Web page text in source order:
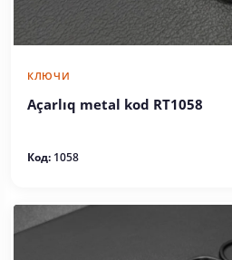
КЛЮЧИ
Açarlıq metal kod RT1058
Код: 1058